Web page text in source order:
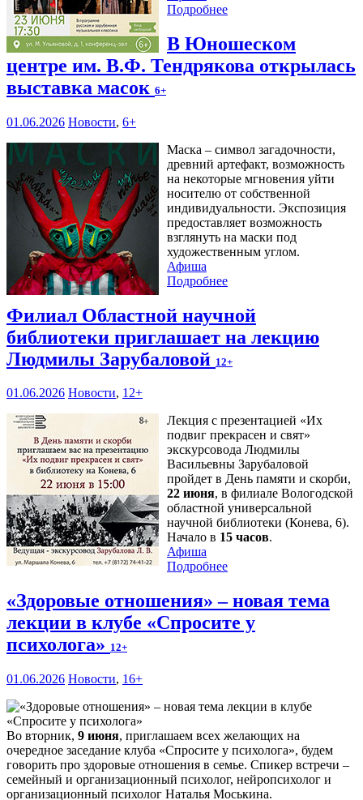
Подробнее
В Юношеском
центре им. В.Ф. Тендрякова открылась
выставка масок 6+
01.06.2026 Новости, 6+
Маска – символ загадочности,
древний артефакт, возможность
на некоторые мгновения уйти
носителю от собственной
индивидуальности. Экспозиция
предоставляет возможность
взглянуть на маски под
художественным углом.
Афиша
Подробнее
Филиал Областной научной
библиотеки приглашает на лекцию
Людмилы Зарубаловой 12+
01.06.2026 Новости, 12+
Лекция с презентацией «Их
подвиг прекрасен и свят»
экскурсовода Людмилы
Васильевны Зарубаловой
пройдет в День памяти и скорби,
22 июня, в филиале Вологодской
областной универсальной
научной библиотеки (Конева, 6).
Начало в 15 часов.
Афиша
Подробнее
«Здоровые отношения» – новая тема
лекции в клубе «Спросите у
психолога» 12+
01.06.2026 Новости, 16+
Во вторник, 9 июня, приглашаем всех желающих на
очередное заседание клуба «Спросите у психолога», будем
говорить про здоровые отношения в семье. Спикер встречи –
семейный и организационный психолог, нейропсихолог и
организационный психолог Наталья Моськина.